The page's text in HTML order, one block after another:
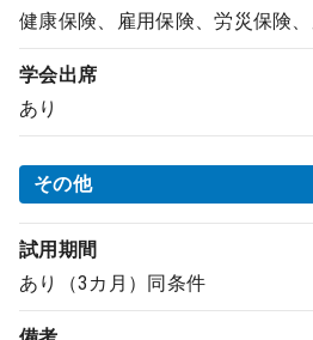
健康保険、雇用保険、労災保険
学会出席
あり
その他
試用期間
あり（3カ月）同条件